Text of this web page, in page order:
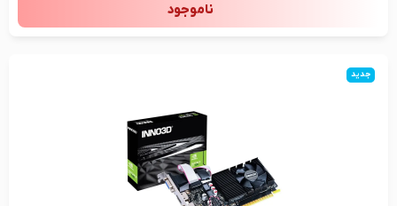
ناموجود
جدید